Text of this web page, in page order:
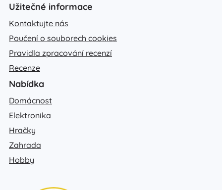
Užitečné informace
Kontaktujte nás
Poučení o souborech cookies
Pravidla zpracování recenzí
Recenze
Nabídka
Domácnost
Elektronika
Hračky
Zahrada
Hobby